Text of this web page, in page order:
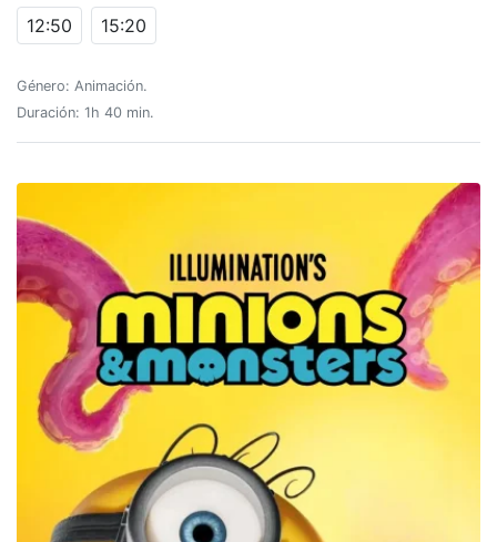
12:50
15:20
Género: Animación.
Duración: 1h 40 min.